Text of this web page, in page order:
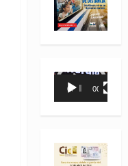
Reproductor
00:00 00:35